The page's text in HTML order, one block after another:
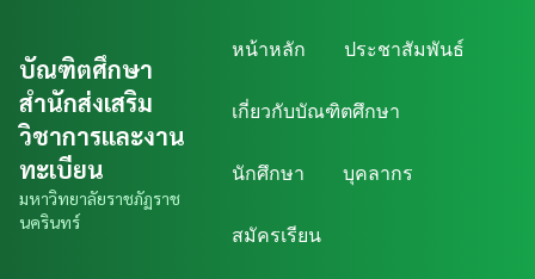
บัณฑิตศึกษา
สำนักส่งเสริม
วิชาการและงาน
ทะเบียน
มหาวิทยาลัยราชภัฏราช
นครินทร์
หน้าหลัก ประชาสัมพันธ์
เกี่ยวกับบัณฑิตศึกษา
นักศึกษา บุคลากร
สมัครเรียน